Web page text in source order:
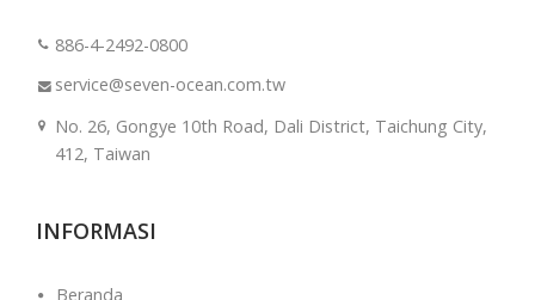
886-4-2492-0800
service@seven-ocean.com.tw
No. 26, Gongye 10th Road, Dali District, Taichung City,
412, Taiwan
INFORMASI
Beranda